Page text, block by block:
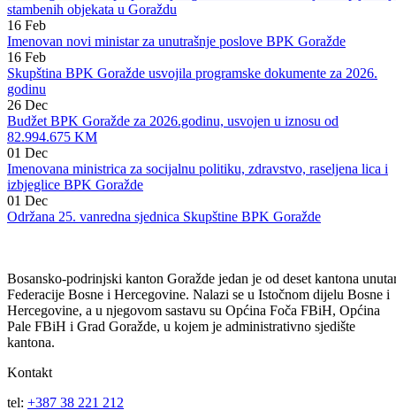
Sjednice Skupštine Vidi sve
30 Mar
Data saglasnost za potpisivanje ugovora o rekonstrukciji i
stambenih objekata u Goraždu
16 Feb
Imenovan novi ministar za unutrašnje poslove BPK Goražde
16 Feb
Skupština BPK Goražde usvojila programske dokumente za 2026.
godinu
26 Dec
Budžet BPK Goražde za 2026.godinu, usvojen u iznosu od
82.994.675 KM
01 Dec
Imenovana ministrica za socijalnu politiku, zdravstvo, raseljena lica i